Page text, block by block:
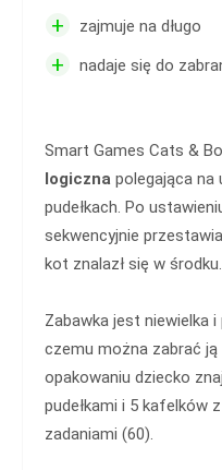
+ zajmuje na długo
+ nadaje się do
Smart Games Cats &
logiczna polegająca
pudełkach. Po
sekwencyjnie
kot znalazł się w środku.
Zabawka jest niewielka
czemu można zabrać
opakowaniu dziecko
pudełkami i 5 kafelków
zadaniami (60).